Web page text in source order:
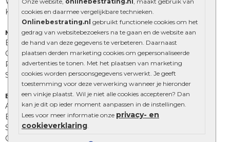
cookies en daarmee vergelijkbare technieken.
Onlinebestrating.nl gebruikt functionele cookies om het
gedrag van websitebezoekers na te gaan en de website aan
de hand van deze gegevens te verbeteren. Daarnaast
plaatsen derden marketing cookies om gepersonaliseerde
advertenties te tonen. Met het plaatsen van marketing
cookies worden persoonsgegevens verwerkt. Je geeft
toestemming voor deze verwerking wanneer je hieronder
een vinkje plaatst. Wil je niet alle cookies accepteren? Dan
kan je dit op ieder moment aanpassen in de instellingen.
Lees voor meer informatie onze privacy- en
cookieverklaring
Kingstones
Muurelementen
Betonbielzen
Opsluitbanden
Palissades
Stapelblokken
Extra benodigdheden
Afwatering en diversen
Beplantings en betonelementen
Split, grind en zand
Oprit tegels